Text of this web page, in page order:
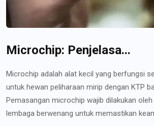
Microchip: Penjelasa...
Microchip adalah alat kecil yang berfungsi
untuk hewan peliharaan mirip dengan KTP
Pemasangan microchip wajib dilakukan
lembaga berwenang untuk memastikan